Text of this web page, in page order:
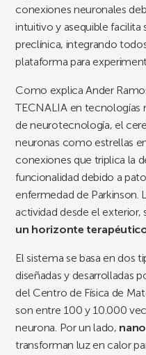
conexiones neuronales
intuitivo y asequible facilita
preclínica, integrando
plataforma para
Como explica Ander
TECNALIA en tecnologías
de neurotecnología, el
neuronas como estrellas
conexiones que triplica la
funcionalidad debido a
enfermedad de Parkinson.
actividad desde el exterior,
un horizonte
El sistema se basa en dos
diseñadas y desarrolladas
del Centro de Física de
son entre 100 y 10.000
neurona. Por un lado,
transforman luz en calor